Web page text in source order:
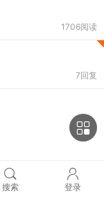
1706阅读
7回复
搜索 登录